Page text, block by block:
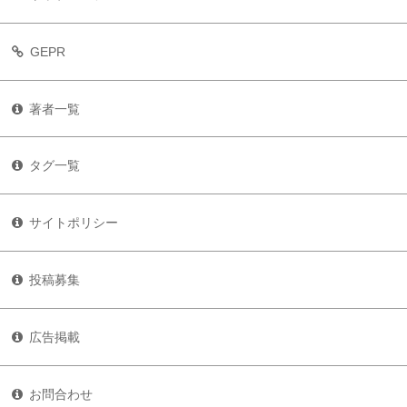
GEPR
著者一覧
タグ一覧
サイトポリシー
投稿募集
広告掲載
お問合わせ